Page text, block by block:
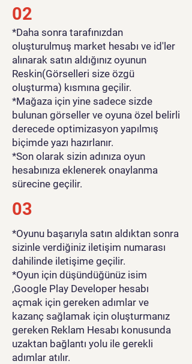
02
*Daha sonra tarafınızdan
oluşturulmuş market hesabı ve id'ler
alınarak satın aldığınız oyunun
Reskin(Görselleri size özgü
oluşturma) kısmına geçilir.
*Mağaza için yine sadece sizde
bulunan görseller ve oyuna özel belirli
derecede optimizasyon yapılmış
biçimde yazı hazırlanır.
*Son olarak sizin adınıza oyun
hesabınıza eklenerek onaylanma
sürecine geçilir.
03
*Oyunu başarıyla satın aldıktan sonra
sizinle verdiğiniz iletişim numarası
dahilinde iletişime geçilir.
*Oyun için düşündüğünüz isim
,Google Play Developer hesabı
açmak için gereken adımlar ve
kazanç sağlamak için oluşturmanız
gereken Reklam Hesabı konusunda
uzaktan bağlantı yolu ile gerekli
adımlar atılır.